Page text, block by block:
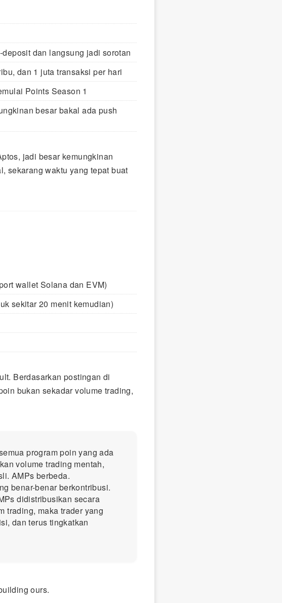
dan langsung jadi sorotan
dan 1 juta transaksi per hari
Points Season 1
besar bakal ada push
jadi besar kemungkinan
sekarang waktu yang tepat buat
wallet Solana dan EVM)
sekitar 20 menit kemudian)
Berdasarkan postingan di
bukan sekadar volume trading,
program poin yang ada
volume trading mentah,
AMPs berbeda.
benar-benar berkontribusi.
didistribusikan secara
trading, maka trader yang
dan terus tingkatkan
ours.